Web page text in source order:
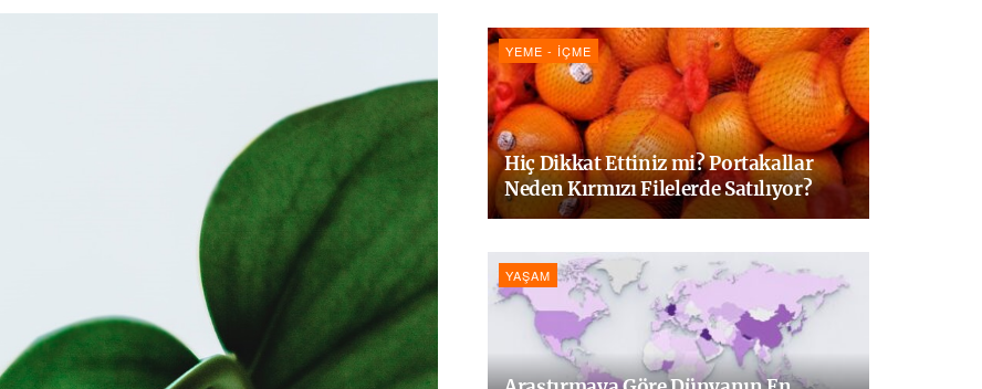
YEME - İÇME
Hiç Dikkat Ettiniz mi? Portakallar
Neden Kırmızı Filelerde Satılıyor?
YAŞAM